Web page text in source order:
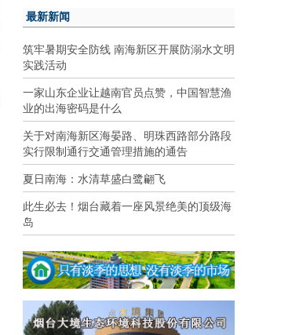
最新新闻
筑牢暑期安全防线 南海新区开展防溺水文明
实践活动
一家山东企业让越南官员点赞，中国智慧渔
业的出海密码是什么
关于对南海新区海晏路、明珠西路部分路段
实行限制通行交通管理措施的通告
夏日南海：水清草盛白鹭翩飞
此生必去！烟台藏着一座风景绝美的顶级海
岛